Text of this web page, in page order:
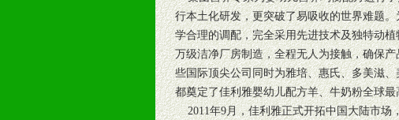
行本土化研发，更突破了易吸收的世界难题
学合理的调配，完全采用先进技术及独特动
万级洁净厂房制造，全程无人为接触，确保
些国际顶尖公司同时为雅培、惠氏、多美滋
都奠定了佳利雅婴幼儿配方羊、牛奶粉全球
2011年9月，佳利雅正式开拓中国大陆市场